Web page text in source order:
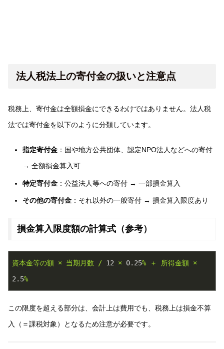
法人税法上の寄付金の扱いと注意点
税務上、寄付金は全額損金にできるわけではありません。法人税
法では寄付金を以下のように分類しています。
指定寄付金：国や地方公共団体、認定NPO法人などへの寄付
→ 全額損金算入可
特定寄付金：公益法人等への寄付 → 一部損金算入
その他の寄付金：それ以外の一般寄付 → 損金算入限度あり
損金算入限度額の計算式（参考）
資本金等の額 × 当期月数 / 12 × 0.25% ＋ 所得金額 ×
2.5%
この限度を超える部分は、会計上は費用でも、税務上は損金不算
入（＝課税対象）となるため注意が必要です。